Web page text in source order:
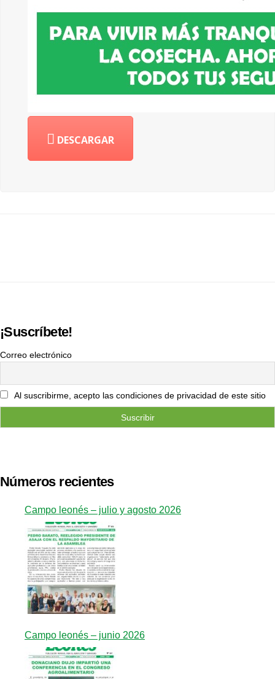
DESCARGAR
¡Suscríbete!
Correo electrónico
Al suscribirme, acepto las condiciones de privacidad de este sitio
Números recientes
Campo leonés – julio y agosto 2026
Campo leonés – junio 2026